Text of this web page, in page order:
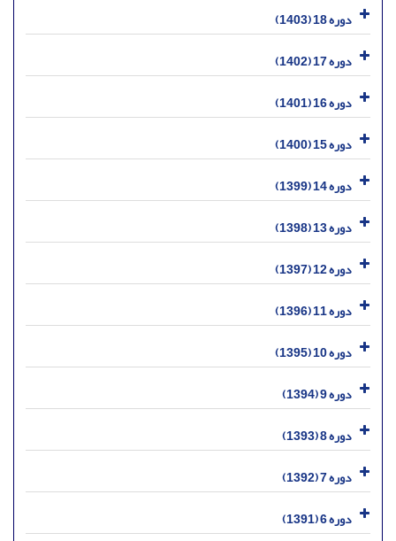
دوره 18 (1403)
دوره 17 (1402)
دوره 16 (1401)
دوره 15 (1400)
دوره 14 (1399)
دوره 13 (1398)
دوره 12 (1397)
دوره 11 (1396)
دوره 10 (1395)
دوره 9 (1394)
دوره 8 (1393)
دوره 7 (1392)
دوره 6 (1391)